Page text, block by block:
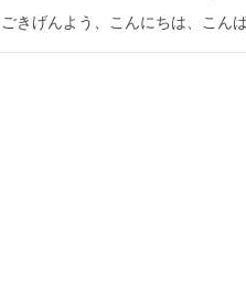
ごきげんよう、こんにちは、こん